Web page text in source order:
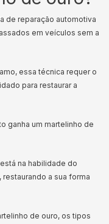
de reparação automotiva
em veículos sem a
essa técnica requer o
para restaurar a
ganha um martelinho de
na habilidade do
a sua forma
de ouro, os tipos